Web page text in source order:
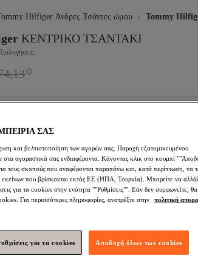
Hilfiger Άνδρες Τσάντες ώμου Tommy
ΚΕΝΤΡΙΚΟ ΤΣΑΝΤΑΚΙ
Προστέθηκε στο καλάθι
& παράδοση
Διεθνής παράδοση
Ασφαλής παράδοση
Επιστροφή χρημάτων για απώλεια και φθορά
ΣΑΣ
και βελτιστοποίηση των αγορών σας. Παροχή εξατομικευμένου
αγοραστικά σας ενδιαφέροντα. Κάνοντας κλικ στο κουμπί
τους σκοπούς που αναφέρονται παραπάνω και, κατά περίπτωση, να
εκείνων που βρίσκονται εκτός ΕΕ (ΗΠΑ, Τουρκία). Μπορείτε να
για τα cookies στην ενότητα ""Ρυθμίσεις"". Εάν δεν συμφωνείτε, θα
Για περισσότερες πληροφορίες, ανατρέξτε στην
πολιτική
για τα cookies Αποδοχή όλων των cookies